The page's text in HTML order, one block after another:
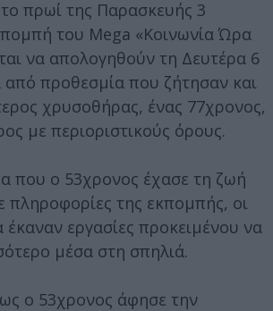
πρωί της Παρασκευής 3
του Mega «Κοινωνία Ώρα
να απολογηθούν τη Δευτέρα 6
προθεσμία που ζήτησαν και
χρυσοθήρας, ένας 77χρονος,
με περιοριστικούς όρους.
που ο 53χρονος έχασε τη ζωή
της εκπομπής, οι
έκαναν εργασίες προκειμένου να
μέσα στη σπηλιά.
ο 53χρονος άφησε την